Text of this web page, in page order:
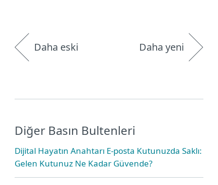
Daha eski Daha yeni
Diğer Basın Bultenleri
Dijital Hayatın Anahtarı E-posta Kutunuzda Saklı:
Gelen Kutunuz Ne Kadar Güvende?